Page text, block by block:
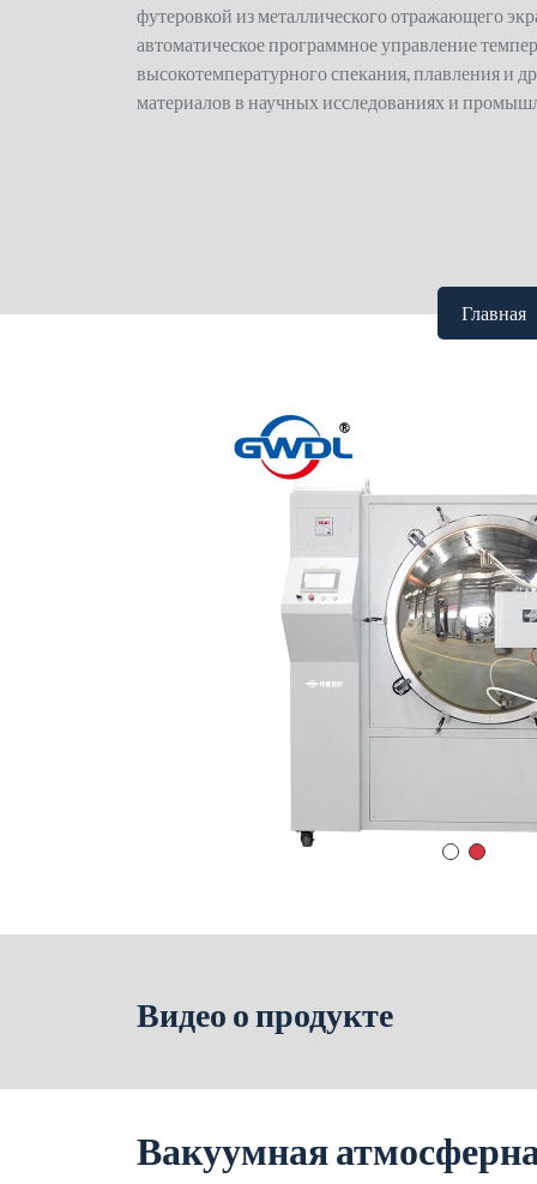
футеровкой из металлического отражающего
автоматическое программное управление
высокотемпературного спекания, плавления и
материалов в научных исследованиях и
Главная
Видео о продукте
Вакуумная